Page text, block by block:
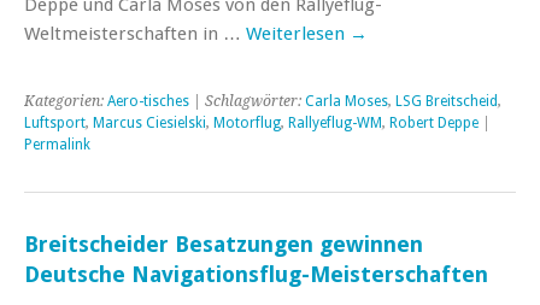
Weltmeisterschaften in … Weiterlesen →
Kategorien: Aero-tisches | Schlagwörter: Carla Moses, LSG Breitscheid,
Luftsport, Marcus Ciesielski, Motorflug, Rallyeflug-WM, Robert Deppe
Permalink
Breitscheider Besatzungen gewinnen
Deutsche Navigationsflug-Meisterschaften